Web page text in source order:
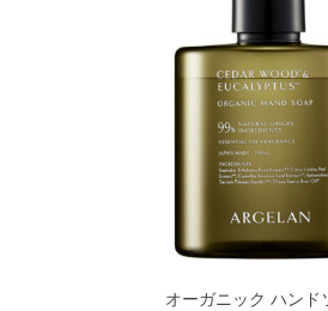
オーガニック ハンド